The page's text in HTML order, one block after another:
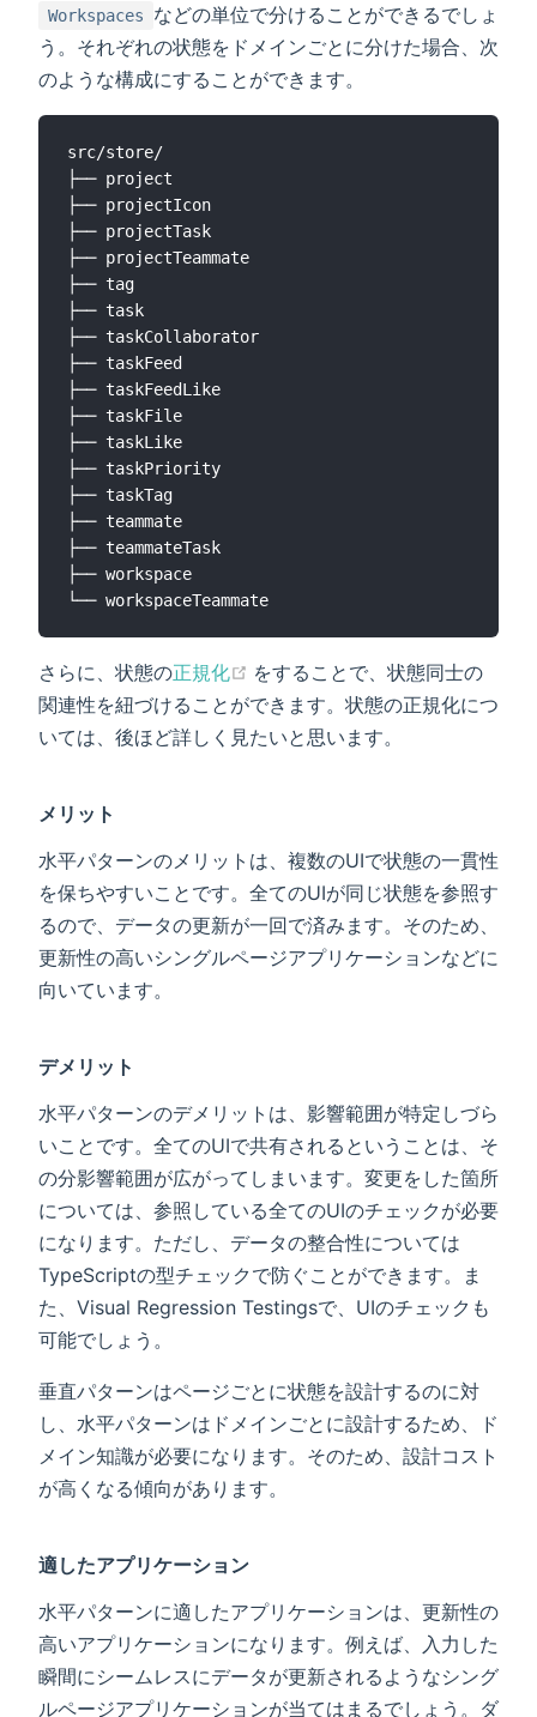
Workspaces
などの単位で分けることができるでしょ
う。それぞれの状態をドメインごとに分けた場合、次
のような構成にすることができます。
src/store/
├── project
├── projectIcon
├── projectTask
├── projectTeammate
├── tag
├── task
├── taskCollaborator
├── taskFeed
├── taskFeedLike
├── taskFile
├── taskLike
├── taskPriority
├── taskTag
├── teammate
├── teammateTask
├── workspace
さらに、状態の正規化 (opens new window)
をすることで、状態同士の
関連性を紐づけることができます。状態の正規化につ
いては、後ほど詳しく見たいと思います。
メリット
水平パターンのメリットは、複数のUIで状態の一貫性
を保ちやすいことです。全てのUIが同じ状態を参照す
るので、データの更新が一回で済みます。そのため、
更新性の高いシングルページアプリケーションなどに
向いています。
デメリット
水平パターンのデメリットは、影響範囲が特定しづら
いことです。全てのUIで共有されるということは、そ
の分影響範囲が広がってしまいます。変更をした箇所
については、参照している全てのUIのチェックが必要
になります。ただし、データの整合性については
TypeScriptの型チェックで防ぐことができます。ま
た、Visual Regression Testingsで、UIのチェックも
可能でしょう。
垂直パターンはページごとに状態を設計するのに対
し、水平パターンはドメインごとに設計するため、ド
メイン知識が必要になります。そのため、設計コスト
が高くなる傾向があります。
適したアプリケーション
水平パターンに適したアプリケーションは、更新性の
高いアプリケーションになります。例えば、入力した
瞬間にシームレスにデータが更新されるようなシング
ルページアプリケーションが当てはまるでしょう。ダ